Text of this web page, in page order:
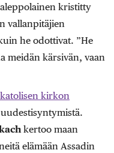
kristitty
vallanpitäjien
he odottivat. ”He
meidän kärsivän, vaan
kirkon
kertoo maan
elämään Assadin